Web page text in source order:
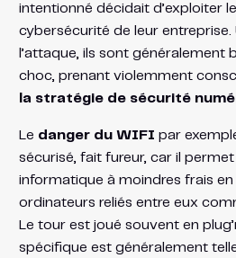
intentionné décidait d’exploiter
cybersécurité de leur entreprise.
l’attaque, ils sont généralement
choc, prenant violemment
la stratégie de sécurité
Le danger du WIFI par
sécurisé, fait fureur, car il
informatique à moindres frais en
ordinateurs reliés entre eux
Le tour est joué souvent en
spécifique est généralement